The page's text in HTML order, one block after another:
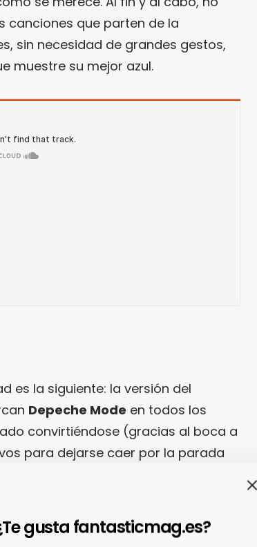
canciones que parten de la
sin necesidad de grandes gestos,
muestre su mejor azul.
es la siguiente: la versión del
Depeche Mode en todos los
convirtiéndose (gracias al boca a
para dejarse caer por la parada
entonces, que los de
una grabación de estudio de la
eso sí, que es una preciosidad.
gusta fantasticmag.es?